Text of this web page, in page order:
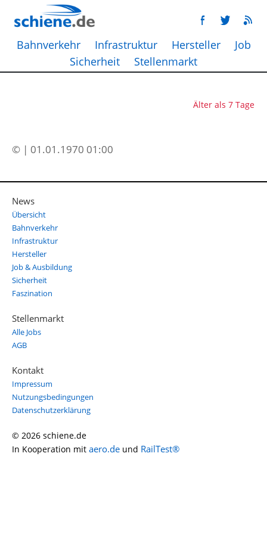
Bahnverkehr Infrastruktur Hersteller
Job
Sicherheit
Stellenmarkt
Älter als 7 Tage
© | 01.01.1970 01:00
News
Übersicht
Bahnverkehr
Infrastruktur
Hersteller
Job & Ausbildung
Sicherheit
Faszination
Stellenmarkt
Alle Jobs
AGB
Kontakt
Impressum
Nutzungsbedingungen
Datenschutzerklärung
© 2026 schiene.de
In Kooperation mit aero.de und RailTest®